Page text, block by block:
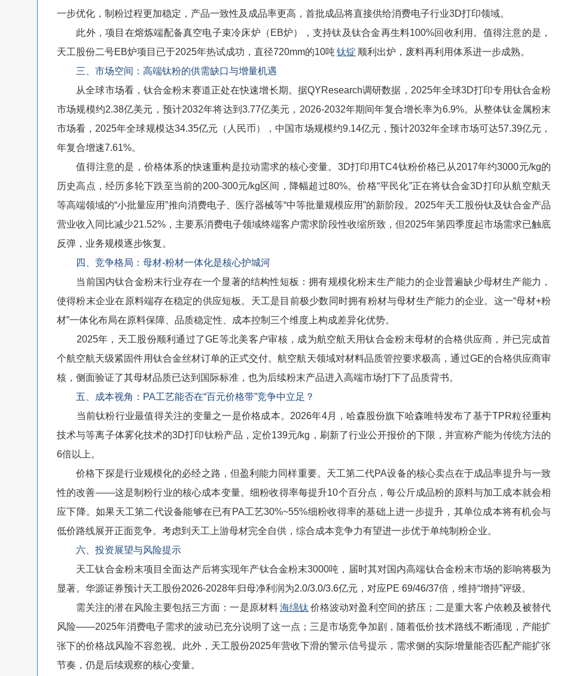
一步优化，制粉过程更加稳定，产品一致性及成品率更高，首批成品将直接供给消费电子行业3D打印领域。
此外，项目在熔炼端配备真空电子束冷床炉（EB炉），支持钛及钛合金再生料100%回收利用。值得注意的是，
天工股份二号EB炉项目已于2025年热试成功，直径720mm的10吨钛锭 顺利出炉，废料再利用体系进一步成熟。
三、市场空间：高端钛粉的供需缺口与增量机遇
从全球市场看，钛合金粉末赛道正处在快速增长期。据QYResearch调研数据，2025年全球3D打印专用钛合金粉
市场规模约2.38亿美元，预计2032年将达到3.77亿美元，2026-2032年期间年复合增长率为6.9%。从整体钛金属粉末
市场看，2025年全球规模达34.35亿元（人民币），中国市场规模约9.14亿元，预计2032年全球市场可达57.39亿元，
年复合增速7.61%。
值得注意的是，价格体系的快速重构是拉动需求的核心变量。3D打印用TC4钛粉价格已从2017年约3000元/kg的
历史高点，经历多轮下跌至当前的200-300元/kg区间，降幅超过80%。价格“平民化”正在将钛合金3D打印从航空航天
等高端领域的“小批量应用”推向消费电子、医疗器械等“中等批量规模应用”的新阶段。2025年天工股份钛及钛合金产品
营业收入同比减少21.52%，主要系消费电子领域终端客户需求阶段性收缩所致，但2025年第四季度起市场需求已触底
反弹，业务规模逐步恢复。
四、竞争格局：母材-粉材一体化是核心护城河
当前国内钛合金粉末行业存在一个显著的结构性短板：拥有规模化粉末生产能力的企业普遍缺少母材生产能力，
使得粉末企业在原料端存在稳定的供应短板。天工是目前极少数同时拥有粉材与母材生产能力的企业。这一“母材+粉
材”一体化布局在原料保障、品质稳定性、成本控制三个维度上构成差异化优势。
2025年，天工股份顺利通过了GE等北美客户审核，成为航空航天用钛合金粉末母材的合格供应商，并已完成首
个航空航天级紧固件用钛合金丝材订单的正式交付。航空航天领域对材料品质管控要求极高，通过GE的合格供应商审
核，侧面验证了其母材品质已达到国际标准，也为后续粉末产品进入高端市场打下了品质背书。
五、成本视角：PA工艺能否在“百元价格带”竞争中立足？
当前钛粉行业最值得关注的变量之一是价格成本。2026年4月，哈森股份旗下哈森唯特发布了基于TPR粒径重构
技术与等离子体雾化技术的3D打印钛粉产品，定价139元/kg，刷新了行业公开报价的下限，并宣称产能为传统方法的
6倍以上。
价格下探是行业规模化的必经之路，但盈利能力同样重要。天工第二代PA设备的核心卖点在于成品率提升与一致
性的改善——这是制粉行业的核心成本变量。细粉收得率每提升10个百分点，每公斤成品粉的原料与加工成本就会相
应下降。如果天工第二代设备能够在已有PA工艺30%~55%细粉收得率的基础上进一步提升，其单位成本将有机会与
低价路线展开正面竞争。考虑到天工上游母材完全自供，综合成本竞争力有望进一步优于单纯制粉企业。
六、投资展望与风险提示
天工钛合金粉末项目全面达产后将实现年产钛合金粉末3000吨，届时其对国内高端钛合金粉末市场的影响将极为
显著。华源证券预计天工股份2026-2028年归母净利润为2.0/3.0/3.6亿元，对应PE 69/46/37倍，维持“增持”评级。
需关注的潜在风险主要包括三方面：一是原材料海绵钛价格波动对盈利空间的挤压；二是重大客户依赖及被替代
风险——2025年消费电子需求的波动已充分说明了这一点；三是市场竞争加剧，随着低价技术路线不断涌现，产能扩
张下的价格战风险不容忽视。此外，天工股份2025年营收下滑的警示信号提示，需求侧的实际增量能否匹配产能扩张
节奏，仍是后续观察的核心变量。